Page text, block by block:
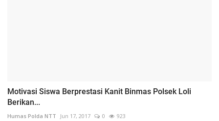
Motivasi Siswa Berprestasi Kanit Binmas Polsek Loli
Berikan...
Humas Polda NTT Jun 17, 2017 0 923